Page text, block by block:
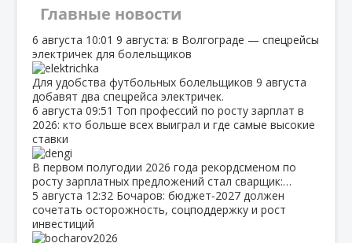
Главные новости
6 августа 10:01 9 августа: в Волгограде — спецрейсы
электричек для болельщиков
Для удобства футбольных болельщиков 9 августа
добавят два спецрейса электричек.
6 августа 09:51 Топ профессий по росту зарплат в
2026: кто больше всех выиграл и где самые высокие
ставки
В первом полугодии 2026 года рекордсменом по
росту зарплатных предложений стал сварщик:…
5 августа 12:32 Бочаров: бюджет‑2027 должен
сочетать осторожность, соцподдержку и рост
инвестиций